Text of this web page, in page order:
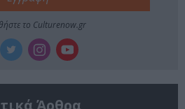
το Culturenow.gr
Άρθρα